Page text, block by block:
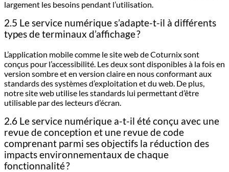
largement les besoins pendant l’utilisation.
2.5 Le service numérique s’adapte-t-il à différents
types de terminaux d’affichage ?
L’application mobile comme le site web de Coturnix sont
conçus pour l’accessibilité. Les deux sont disponibles à la fois en
version sombre et en version claire en nous conformant aux
standards des systèmes d’exploitation et du web. De plus,
notre site web utilise les standards lui permettant d’être
utilisable par des lecteurs d’écran.
2.6 Le service numérique a-t-il été conçu avec une
revue de conception et une revue de code
comprenant parmi ses objectifs la réduction des
impacts environnementaux de chaque
fonctionnalité ?